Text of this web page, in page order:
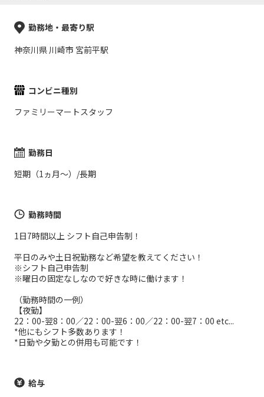
勤務地・最寄り駅
神奈川県 川崎市 宮前平駅
コンビニ種別
ファミリーマートスタッフ
勤務日
短期（1ヵ月～）/長期
勤務時間
1日7時間以上 シフト自己申告制！
平日のみや土日祝勤務など希望を教えてください！
※シフト自己申告制
※曜日の固定なしなので好きな時に働けます！
（勤務時間の一例）
【夜勤】
22：00-翌8：00／22：00-翌6：00／22：00-翌7：00 etc...
*他にもシフト多数あります！
*日勤や夕勤との併用も可能です！
給与